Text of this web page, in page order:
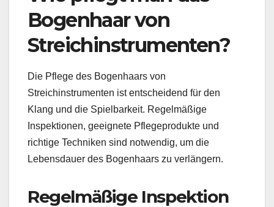
Bogenhaar von
Streichinstrumenten?
Die Pflege des Bogenhaars von
Streichinstrumenten ist entscheidend für den
Klang und die Spielbarkeit. Regelmäßige
Inspektionen, geeignete Pflegeprodukte und
richtige Techniken sind notwendig, um die
Lebensdauer des Bogenhaars zu verlängern.
Regelmäßige Inspektion